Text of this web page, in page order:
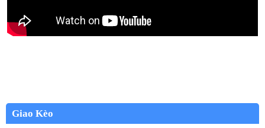
Giao Kèo